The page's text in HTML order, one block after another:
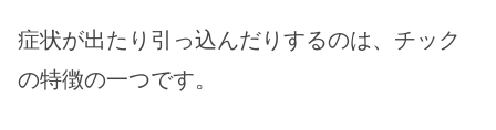
症状が出たり引っ込んだりするのは、チック
の特徴の一つです。